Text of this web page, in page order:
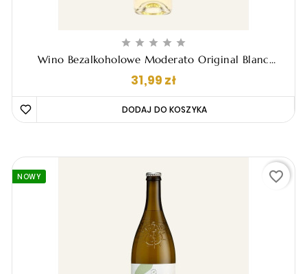
    
Wino Bezalkoholowe Moderato Original Blanc
31,99 złCena
NOWY favorite_border